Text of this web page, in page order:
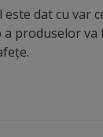
dat cu var
produselor va